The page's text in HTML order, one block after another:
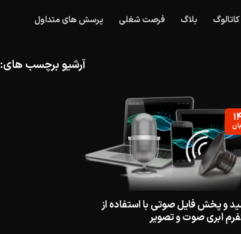
کاتالوگ بلاگ فرصت شغلی پرسش های متداول
آرشیو برچسب های:
و پخش فایل صوتی با استفاده از
ابری صوت و تصویر